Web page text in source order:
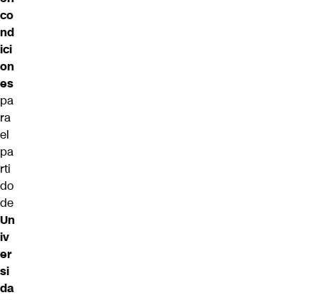
co
nd
ici
on
es
pa
ra
el
pa
rti
do
de
Un
iv
er
si
da